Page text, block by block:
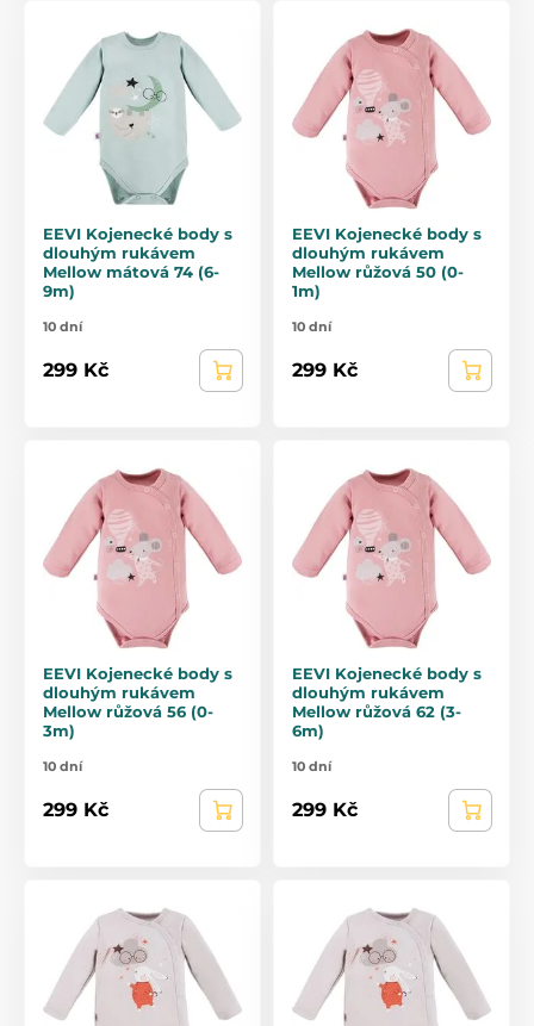
EEVI Kojenecké body s
dlouhým rukávem
Mellow mátová 74 (6-
9m)
10 dní
299 Kč
EEVI Kojenecké body s
dlouhým rukávem
Mellow růžová 50 (0-
1m)
10 dní
299 Kč
EEVI Kojenecké body s
dlouhým rukávem
Mellow růžová 56 (0-
3m)
10 dní
299 Kč
EEVI Kojenecké body s
dlouhým rukávem
Mellow růžová 62 (3-
6m)
10 dní
299 Kč